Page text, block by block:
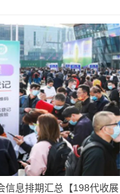
信息排期汇总【198代收展